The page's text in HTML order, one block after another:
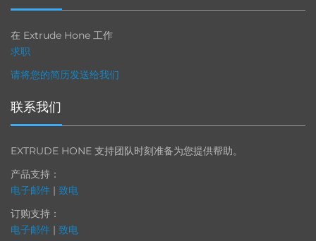
在 Extrude Hone 工作
求职
请将您的简历发送给我们
联系我们
EXTRUDE HONE 支持团队时刻准备为您提供帮助。
产品支持：
电子邮件 | 致电
订购支持：
电子邮件 | 致电